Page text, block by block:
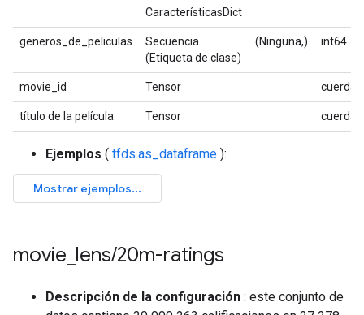
CaracterísticasDict
generos_de_peliculas
Secuencia
(Etiqueta de clase)
(Ninguna,) int64
movie_id Tensor cuerda
título de la película Tensor cuerda
Ejemplos ( tfds.as_dataframe ):
movie lens/20m-ratings
Descripción de la configuración : este conjunto de